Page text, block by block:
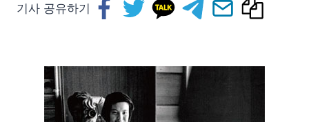
기사 공유하기